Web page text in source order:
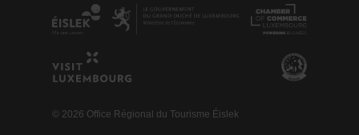
© 2026 Office Régional du Tourisme Éislek